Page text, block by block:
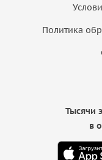
Политика
Тысячи
в